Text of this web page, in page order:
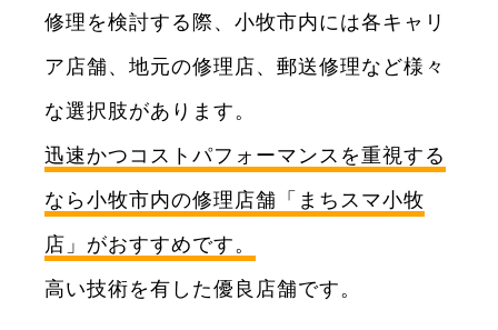
修理を検討する際、小牧市内には各キャリ
ア店舗、地元の修理店、郵送修理など様々
な選択肢があります。
迅速かつコストパフォーマンスを重視する
なら小牧市内の修理店舗「まちスマ小牧
店」がおすすめです。
高い技術を有した優良店舗です。